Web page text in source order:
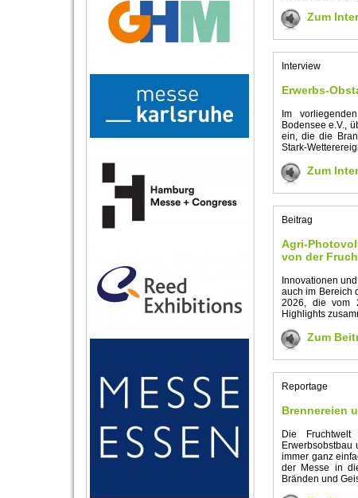
Zum
Interview
Erwerbs-
Im
Bodensee e.V.,
ein, die die
Stark-
Zum
Beitrag
Agri-
von der
Innovationen
auch im Bereich
2026, die vom
Highlights
Zum
Reportage
Brennereien
Die
immer ganz
der Messe in
Bränden und